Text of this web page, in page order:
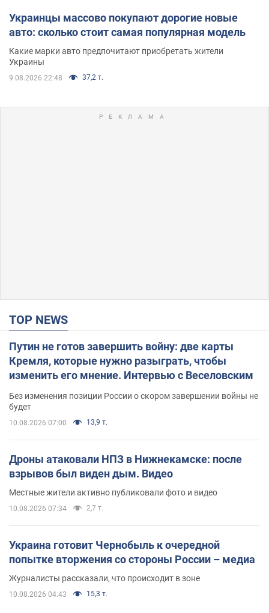
Украинцы массово покупают дорогие новые
авто: сколько стоит самая популярная модель
Какие марки авто предпочитают приобретать жители
Украины
9.08.2026 22:48 37,2 т.
TOP NEWS
Путин не готов завершить войну: две карты
Кремля, которые нужно разыграть, чтобы
изменить его мнение. Интервью с Веселовским
Без изменения позиции России о скором завершении войны не
будет
10.08.2026 07:00 13,9 т.
Дроны атаковали НПЗ в Нижнекамске: после
взрывов был виден дым. Видео
Местные жители активно публиковали фото и видео
10.08.2026 07:34 2,7 т.
Украина готовит Чернобыль к очередной
попытке вторжения со стороны России – медиа
Журналисты рассказали, что происходит в зоне
10.08.2026 04:43 15,3 т.